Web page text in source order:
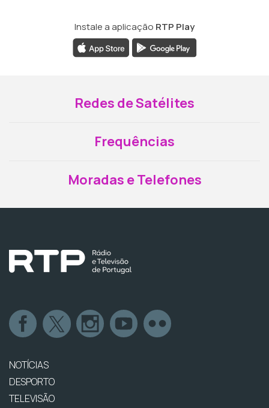
Instale a aplicação RTP Play
Redes de Satélites
Frequências
Moradas e Telefones
NOTÍCIAS
DESPORTO
TELEVISÃO